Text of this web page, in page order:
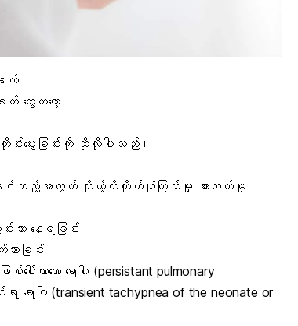
ျက်
ျက် တွေကတော့
င်းမွေးခြင်းကို ဆိုလိုပါသည်။
မွေးနိုင်သည့်အတွက် ကိုယ့်ကိုကိုယ်ယုံကြည်မှု အားတက်မှု
သာ နေရခြင်း
ာခြင်း
စ်ပေါ်လာသော ရောဂါ (persistant pulmonary
ရောဂါ (transient tachypnea of the neonate or